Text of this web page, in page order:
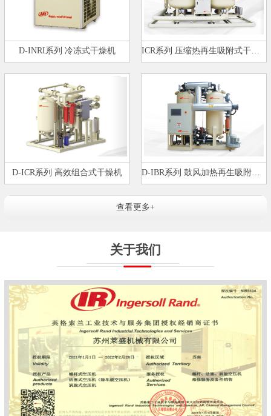
D-INRI系列 冷冻式干燥机 ICR系列 压缩热再生吸附式干燥机…
D-ICR系列 高效组合式干燥机 D-IBR系列 鼓风加热再生吸附式干…
查看更多+
关于我们